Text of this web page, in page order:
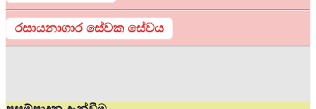
රසායනාගාර සේවක සේවය